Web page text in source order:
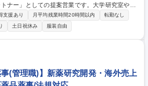
ナー」としての提案営業です。大学研究室や製
用器材を提供します。 【販売先】既存顧客中
顧客を中心に、納品を
販売に留まらず、最新器材の提案・飼育室のレイ
、研究者の「手足」となって実験環境を支える
後は飼育業務からスタートし、自分が納品した
法に繋がる、確かな手応えを感じられる仕事で
支援あり 月平均残業時間20時間以内
転勤なし
土日祝休み 服装自由
事(管理職)】新薬研究開発・海外売上